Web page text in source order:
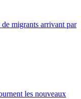
migrants arrivant par
les nouveaux